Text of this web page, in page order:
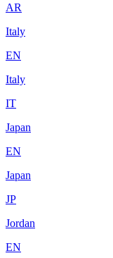
AR
Italy
EN
Italy
IT
Japan
EN
Japan
JP
Jordan
EN